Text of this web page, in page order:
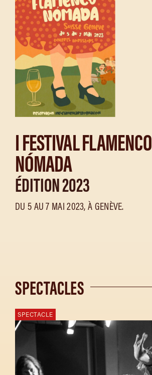
I FESTIVAL FLAMENCO
NÓMADA
ÉDITION 2023
DU 5 AU 7 MAI 2023, À GENÈVE.
SPECTACLES
SPECTACLE